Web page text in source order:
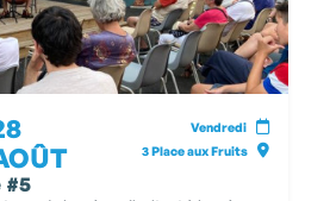
Vendredi
3 Place aux Fruits
#5